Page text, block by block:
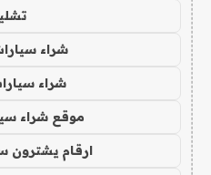
شراء
شراء
موقع شراء
ارقام يشترون